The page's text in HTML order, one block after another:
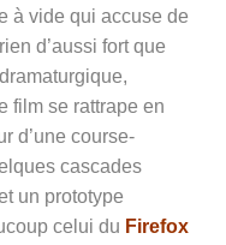
à vide qui accuse de
d’aussi fort que
film se rattrape en
d’une course-
cascades
un prototype
celui du Firefox